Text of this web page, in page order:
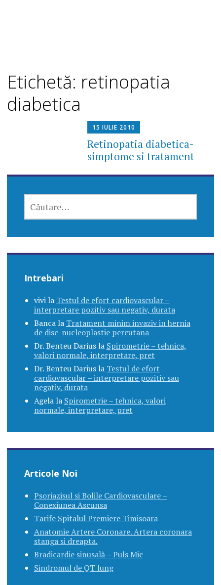
Etichetă: retinopatia
diabetica
15 IULIE 2010
Retinopatia diabetica-
simptome si tratament
DUPĂ:
Intrebari
vivila Testul de efort cardiovascular –
interpretare pozitiv sau negativ, durata
Bancala Tratament minim invaziv in hernia
de disc-nucleoplastie percutana
Dr. Benteu Dariusla Spirometrie – tehnica,
valori normale, interpretare, pret
Dr. Benteu Dariusla Testul de efort
cardiovascular – interpretare pozitiv sau
negativ, durata
Agelala Spirometrie – tehnica, valori
normale, interpretare, pret
Articole Noi
Psoriazisul si Bolile Cardiovasculare –
Conexiunea Ascunsa
Tarife Spitalul Premiere Timisoara
Anatomie Artere Coronare. Artera coronara
stanga si dreapta.
Bradicardie sinusală – Puls Mic
Sindromul de QT lung